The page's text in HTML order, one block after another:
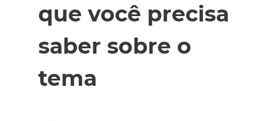
que você precisa
saber sobre o
tema